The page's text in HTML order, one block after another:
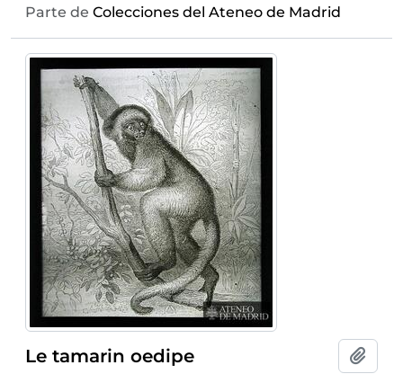
Parte de Colecciones del Ateneo de Madrid
Le tamarin oedipe